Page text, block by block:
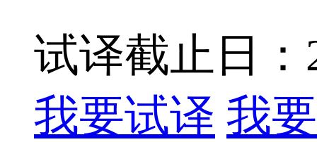
试译截止日：
我要试译 我